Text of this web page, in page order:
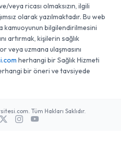
veya ricası olmaksızın, ilgili
olarak yazılmaktadır. Bu web
kamuoyunun bilgilendirilmesini
artırmak, kişilerin sağlık
veya uzmana ulaşmasını
herhangi bir Sağlık Hizmeti
bir öneri ve tavsiyede
Tüm Hakları Saklıdır.